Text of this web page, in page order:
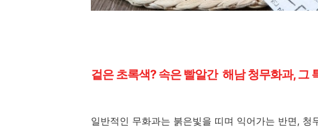
겉은 초록색? 속은 빨알간 해남 청무화과, 그
일반적인 무화과는 붉은빛을 띠며 익어가는 반면,